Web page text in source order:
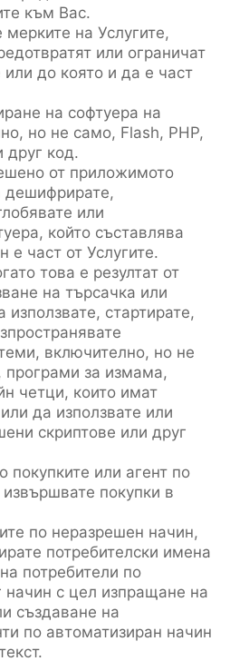
към Вас.
на Услугите,
или ограничат
до която и да е част
на софтуера на
но не само, Flash, PHP,
друг код.
от приложимото
дешифрирате,
или
който съставлява
е част от Услугите.
това е резултат от
на търсачка или
използвате, стартирате,
включително, но не
програми за измама,
четци, които имат
да използвате или
скриптове или друг
покупките или агент по
покупки в
по неразрешен начин,
потребителски имена
потребители по
начин с цел изпращане на
създаване на
по автоматизиран начин